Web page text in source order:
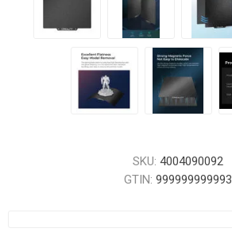
SKU: 4004090092
GTIN: 999999999993